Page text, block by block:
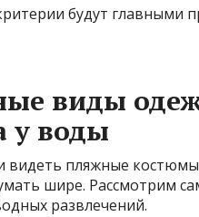
будут главными
виды
у воды
пляжные
шире. Рассмотрим
развлечений.